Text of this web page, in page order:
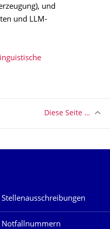
und
und LLM-
Diese Seite …
Stellenausschreibungen
Notfallnummern